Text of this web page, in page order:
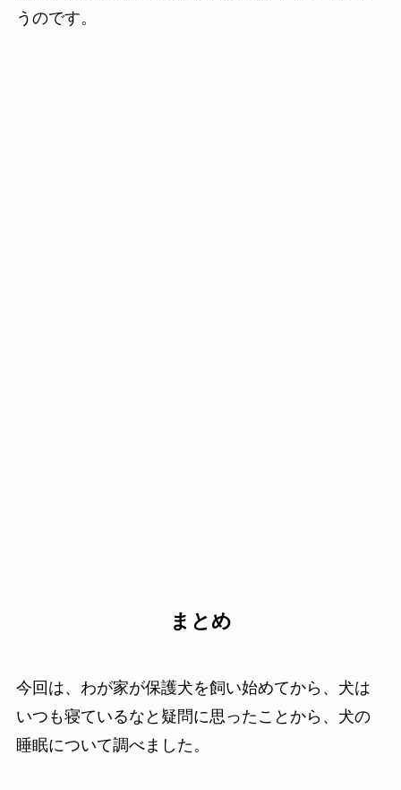
うのです。
まとめ
今回は、わが家が保護犬を飼い始めてから、犬は
いつも寝ているなと疑問に思ったことから、犬の
睡眠について調べました。